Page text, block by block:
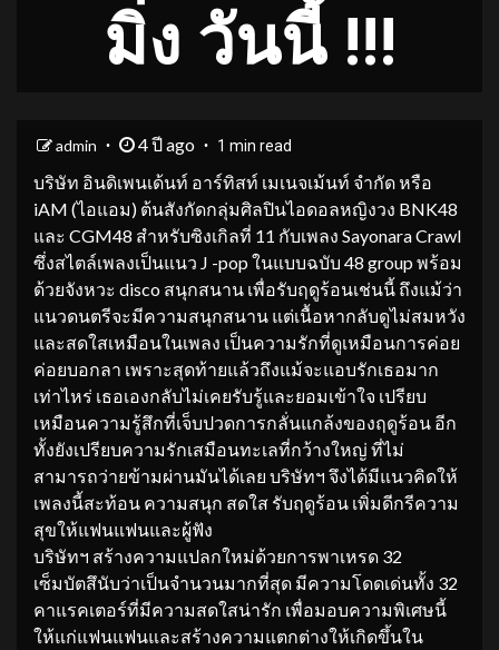
มิ่ง วันนี้ !!!
admin 4 ปี ago 1 min read
บริษัท อินดิเพนเด้นท์ อาร์ทิสท์ เมเนจเม้นท์ จำกัด หรือ
iAM (ไอแอม) ต้นสังกัดกลุ่มศิลปินไอดอลหญิงวง BNK48
และ CGM48 สำหรับซิงเกิลที่ 11 กับเพลง Sayonara Crawl
ซึ่งสไตล์เพลงเป็นแนว J -pop ในแบบฉบับ 48 group พร้อม
ด้วยจังหวะ disco สนุกสนาน เพื่อรับฤดูร้อนเช่นนี้ ถึงแม้ว่า
แนวดนตรีจะมีความสนุกสนาน แต่เนื้อหากลับดูไม่สมหวัง
และสดใสเหมือนในเพลง เป็นความรักที่ดูเหมือนการค่อย
ค่อยบอกลา เพราะสุดท้ายแล้วถึงแม้จะแอบรักเธอมาก
เท่าไหร่ เธอเองกลับไม่เคยรับรู้และยอมเข้าใจ เปรียบ
เหมือนความรู้สึกที่เจ็บปวดการกลั่นแกล้งของฤดูร้อน อีก
ทั้งยังเปรียบความรักเสมือนทะเลที่กว้างใหญ่ ที่ไม่
สามารถว่ายข้ามผ่านมันได้เลย บริษัทฯ จึงได้มีแนวคิดให้
เพลงนี้สะท้อน ความสนุก สดใส รับฤดูร้อน เพิ่มดีกรีความ
สุขให้แฟนแฟนและผู้ฟัง
บริษัทฯ สร้างความแปลกใหม่ด้วยการพาเหรด 32
เซ็มบัตสึนับว่าเป็นจำนวนมากที่สุด มีความโดดเด่นทั้ง 32
คาแรคเตอร์ที่มีความสดใสน่ารัก เพื่อมอบความพิเศษนี้
ให้แก่แฟนแฟนและสร้างความแตกต่างให้เกิดขึ้นใน